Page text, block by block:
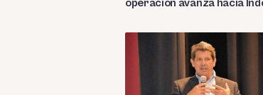
operación avanza hacia